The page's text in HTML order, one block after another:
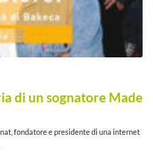
di un sognatore Made
fondatore e presidente di una internet